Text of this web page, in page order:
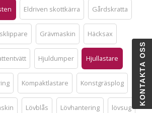
Eldriven skottkärra Gårdskratta
Grävmaskin Häcksax
Hjuldumper Hjullastare
Kompaktlastare Konstgräsplog
Lövblås Lövhantering lövsug
KONTAKTA OSS